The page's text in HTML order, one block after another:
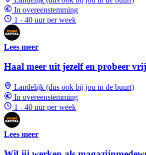
In overeenstemming
1 - 40 uur per week
Lees meer
Haal meer uit jezelf en probeer
Landelijk (dus ook bij jou in de buurt)
In overeenstemming
1 - 40 uur per week
Lees meer